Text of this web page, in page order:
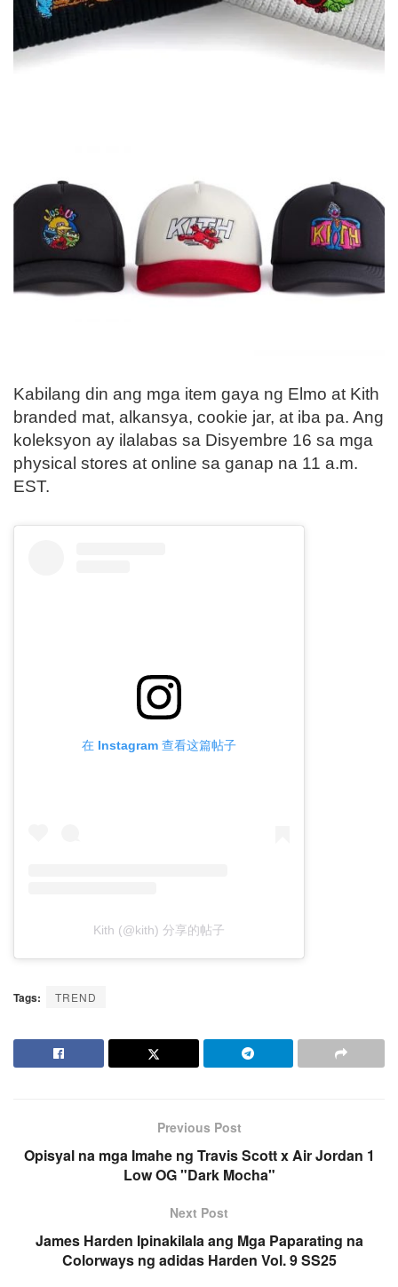
Kabilang din ang mga item gaya ng Elmo at Kith
branded mat, alkansya, cookie jar, at iba pa. Ang
koleksyon ay ilalabas sa Disyembre 16 sa mga
physical stores at online sa ganap na 11 a.m.
EST.
在 Instagram 查看这篇帖子
Kith (@kith) 分享的帖子
Tags: TREND
Previous Post
Opisyal na mga Imahe ng Travis Scott x Air Jordan 1
Low OG "Dark Mocha"
Next Post
James Harden Ipinakilala ang Mga Paparating na
Colorways ng adidas Harden Vol. 9 SS25